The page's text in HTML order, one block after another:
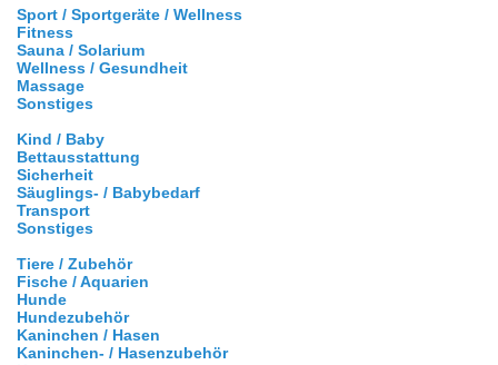
Sport / Sportgeräte / Wellness
Fitness
Sauna / Solarium
Wellness / Gesundheit
Massage
Sonstiges
Kind / Baby
Bettausstattung
Sicherheit
Säuglings- / Babybedarf
Transport
Sonstiges
Tiere / Zubehör
Fische / Aquarien
Hunde
Hundezubehör
Kaninchen / Hasen
Kaninchen- / Hasenzubehör